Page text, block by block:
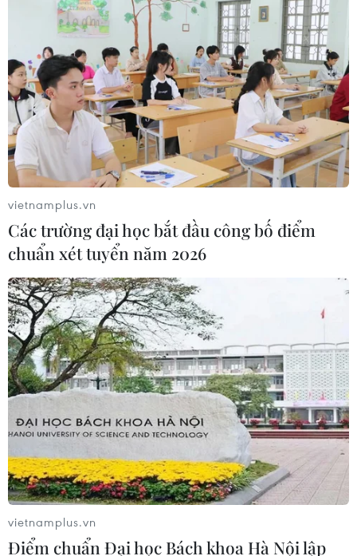
vietnamplus.vn
Các trường đại học bắt đầu công bố điểm
chuẩn xét tuyển năm 2026
vietnamplus.vn
Điểm chuẩn Đại học Bách khoa Hà Nội lập